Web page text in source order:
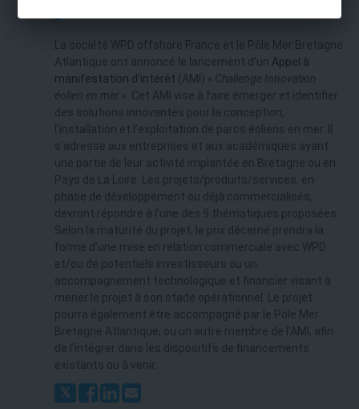
La société WPD offshore France et le Pôle Mer Bretagne
Atlantique ont annoncé le lancement d’un Appel à
manifestation d’intérêt (AMI) « Challenge Innovation :
éolien en mer »
. Cet AMI vise à faire émerger et identifier
des solutions innovantes pour la conception,
l’installation et l’exploitation de parcs éoliens en mer. Il
s’adresse aux entreprises et aux académiques ayant
une partie de leur activité implantée en Bretagne ou en
Pays de La Loire. Les projets/produits/services, en
phase de développement ou déjà commercialisés,
devront répondre à l’une des 9 thématiques proposées.
Selon la maturité du projet, le prix décerné prendra la
forme d’une mise en relation commerciale avec WPD
et/ou de potentiels investisseurs ou un
accompagnement technologique et financier visant à
mener le projet à son stade opérationnel. Le projet
pourra également être accompagné par le Pôle Mer
Bretagne Atlantique, ou un autre membre de l'AMI, afin
de l'intégrer dans les dispositifs de financements
existants ou à venir.